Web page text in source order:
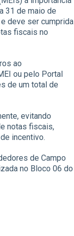
31 de maio de
deve ser cumprida
fiscais no
ao
ou pelo Portal
de um total de
evitando
notas fiscais,
incentivo.
de Campo
no Bloco 06 do